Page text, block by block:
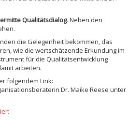
Qualitätsdialog. Neben den
die Gelegenheit bekommen, das
wie die wertschätzende Erkundung im
für die Qualitätsentwicklung
arbeiten.
folgendem Link:
Dr. Maike Reese unter